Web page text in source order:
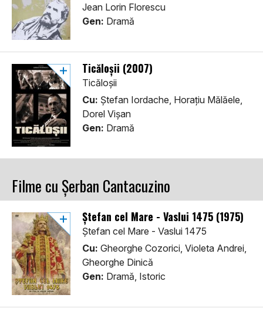
Jean Lorin Florescu
Gen: Dramă
Ticăloșii (2007)
Ticăloșii
Cu: Ștefan Iordache, Horațiu Mălăele,
Dorel Vișan
Gen: Dramă
Filme cu Șerban Cantacuzino
Ștefan cel Mare - Vaslui 1475 (1975)
Ștefan cel Mare - Vaslui 1475
Cu: Gheorghe Cozorici, Violeta Andrei,
Gheorghe Dinică
Gen: Dramă, Istoric